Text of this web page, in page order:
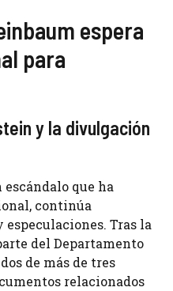
espera
para
y la divulgación
que ha
continúa
Tras la
del Departamento
de más de tres
relacionados